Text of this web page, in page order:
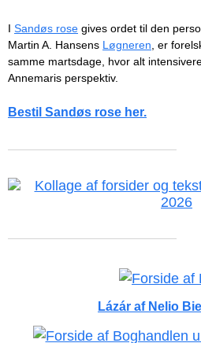
I Sandøs rose gives ordet til den
Martin A. Hansens Løgneren , er
samme martsdage, hvor alt
Annemaris perspektiv.
Bestil Sandøs rose her.
Lázár af Nelio